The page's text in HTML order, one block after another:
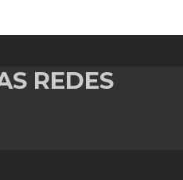
REDES